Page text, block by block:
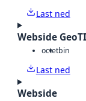
Last ned
Webside
octetbin
Last ned
Webside